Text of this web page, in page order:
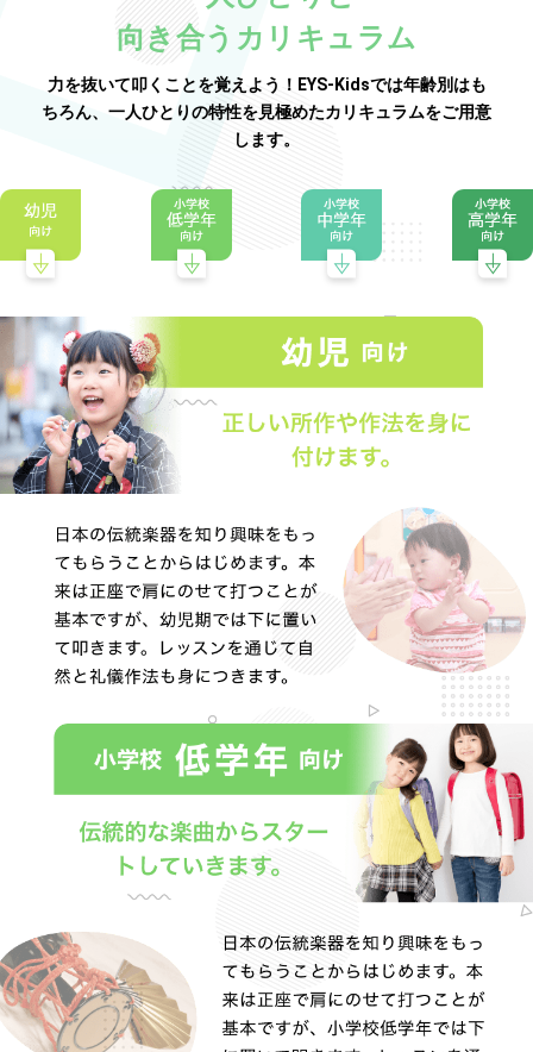
向き合うカリキュラム
力を抜いて叩くことを覚えよう！EYS-Kidsでは年齢別はも
ちろん、一人ひとりの特性を見極めたカリキュラムをご用意
します。